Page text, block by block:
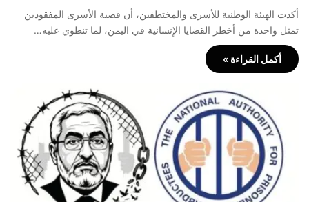
أكدت الهيئة الوطنية للأسرى والمختطفين، أن قضية الأسرى المفقودين
تمثل واحدة من أخطر القضايا الإنسانية في اليمن، لما تنطوي عليه…
أكمل القراءة »